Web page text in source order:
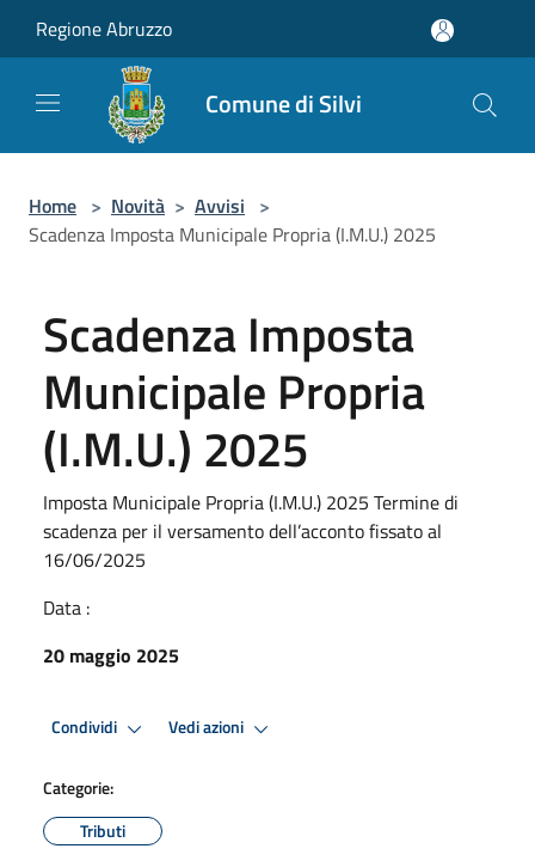
Regione Abruzzo
Comune di Silvi
Home > Novità > Avvisi >
Scadenza Imposta Municipale Propria (I.M.U.) 2025
Scadenza Imposta
Municipale Propria
(I.M.U.) 2025
Imposta Municipale Propria (I.M.U.) 2025 Termine di
scadenza per il versamento dell’acconto fissato al
16/06/2025
Data :
20 maggio 2025
Condividi Vedi azioni
Categorie:
Tributi